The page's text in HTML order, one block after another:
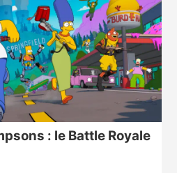
: le Battle Royale